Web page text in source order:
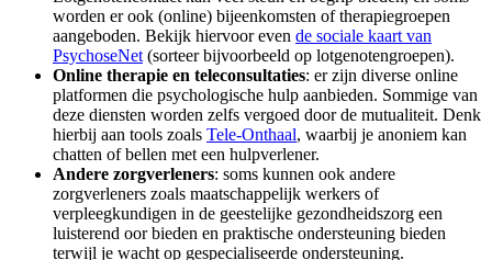
worden er ook (online) bijeenkomsten of therapiegroepen
aangeboden. Bekijk hiervoor even de sociale kaart van
PsychoseNet (sorteer bijvoorbeeld op lotgenotengroepen).
Online therapie en teleconsultaties: er zijn diverse online
platformen die psychologische hulp aanbieden. Sommige van
deze diensten worden zelfs vergoed door de mutualiteit. Denk
hierbij aan tools zoals Tele-Onthaal, waarbij je anoniem kan
chatten of bellen met een hulpverlener.
Andere zorgverleners: soms kunnen ook andere
zorgverleners zoals maatschappelijk werkers of
verpleegkundigen in de geestelijke gezondheidszorg een
luisterend oor bieden en praktische ondersteuning bieden
terwijl je wacht op gespecialiseerde ondersteuning.